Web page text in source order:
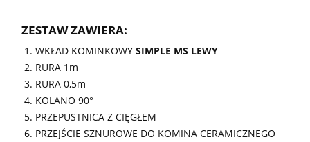
ZESTAW ZAWIERA:
WKŁAD KOMINKOWY SIMPLE MS LEWY
RURA 1m
RURA 0,5m
KOLANO 90°
PRZEPUSTNICA Z CIĘGŁEM
PRZEJŚCIE SZNUROWE DO KOMINA CERAMICZNEGO